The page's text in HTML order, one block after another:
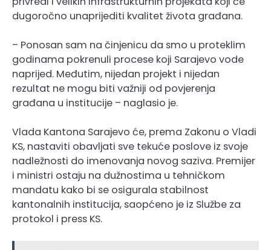
dugoročno unaprijediti kvalitet života građana.
– Ponosan sam na činjenicu da smo u proteklim
godinama pokrenuli procese koji Sarajevo vode
naprijed. Međutim, nijedan projekt i nijedan
rezultat ne mogu biti važniji od povjerenja
građana u institucije – naglasio je.
Vlada Kantona Sarajevo će, prema Zakonu o Vladi
KS, nastaviti obavljati sve tekuće poslove iz svoje
nadležnosti do imenovanja novog saziva. Premijer
i ministri ostaju na dužnostima u tehničkom
mandatu kako bi se osigurala stabilnost
kantonalnih institucija, saopćeno je iz Službe za
protokol i press KS.